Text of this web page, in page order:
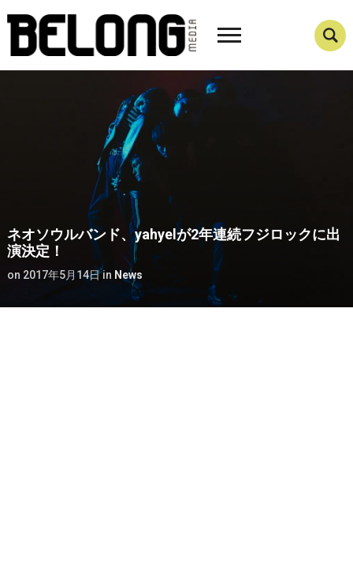
ネオソウルバンド、yahyelが2年連続フジロックに出
演決定！
on 2017年5月14日in News